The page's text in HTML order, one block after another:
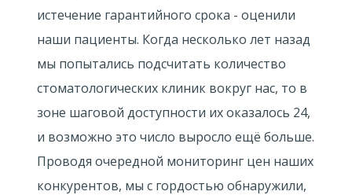
истечение гарантийного срока - оценили
наши пациенты. Когда несколько лет назад
мы попытались подсчитать количество
стоматологических клиник вокруг нас, то в
зоне шаговой доступности их оказалось 24,
и возможно это число выросло ещё больше.
Проводя очередной мониторинг цен наших
конкурентов, мы с гордостью обнаружили,